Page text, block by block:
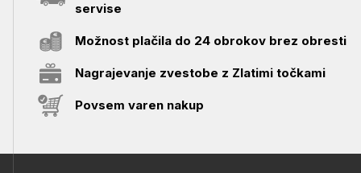
servise
Možnost plačila do 24 obrokov brez obresti
Nagrajevanje zvestobe z Zlatimi točkami
Povsem varen nakup